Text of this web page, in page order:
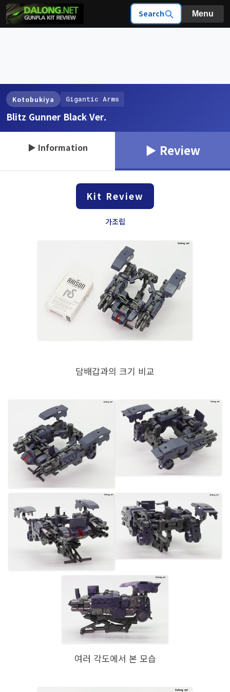
Search Menu
Kotobukiya Gigantic Arms
Blitz Gunner Black Ver.
▶ Information ▶ Review
Kit Review
가조립
담배갑과의 크기 비교
여러 각도에서 본 모습